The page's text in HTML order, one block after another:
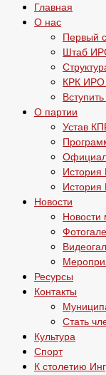
Главная
О нас
Первый
Штаб
КРК
О партии
Устав
Новости
Новости
Ресурсы
Контакты
Стать
Культура
Спорт
К столетию